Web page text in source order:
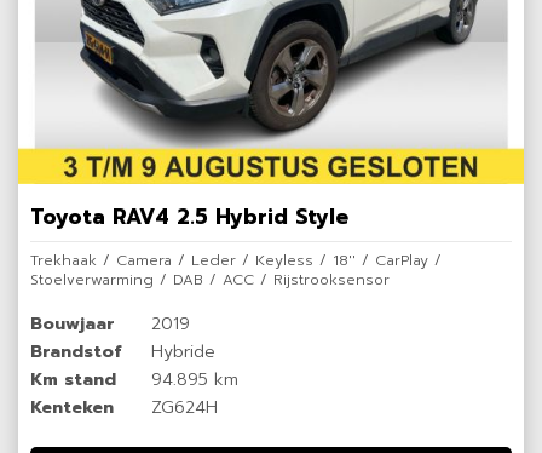
Toyota RAV4 2.5 Hybrid Style
Trekhaak / Camera / Leder / Keyless / 18'' / CarPlay /
Stoelverwarming / DAB / ACC / Rijstrooksensor
Bouwjaar
2019
Brandstof
Hybride
Km stand
94.895 km
Kenteken
ZG624H